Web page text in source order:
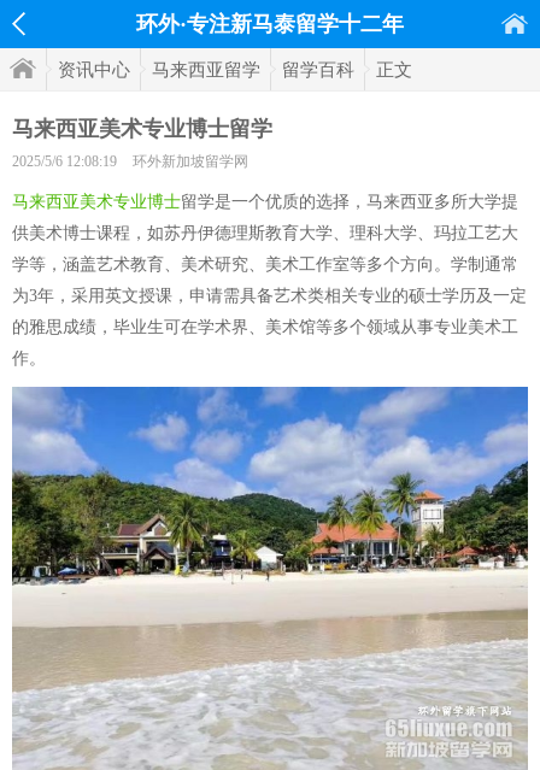
环外·专注新马泰留学十二年
资讯中心 马来西亚留学 留学百科 正文
马来西亚美术专业博士留学
2025/5/6 12:08:19 环外新加坡留学网
马来西亚美术专业博士留学是一个优质的选择，马来西亚多所大学提
供美术博士课程，如苏丹伊德理斯教育大学、理科大学、玛拉工艺大
学等，涵盖艺术教育、美术研究、美术工作室等多个方向。学制通常
为3年，采用英文授课，申请需具备艺术类相关专业的硕士学历及一定
的雅思成绩，毕业生可在学术界、美术馆等多个领域从事专业美术工
作。